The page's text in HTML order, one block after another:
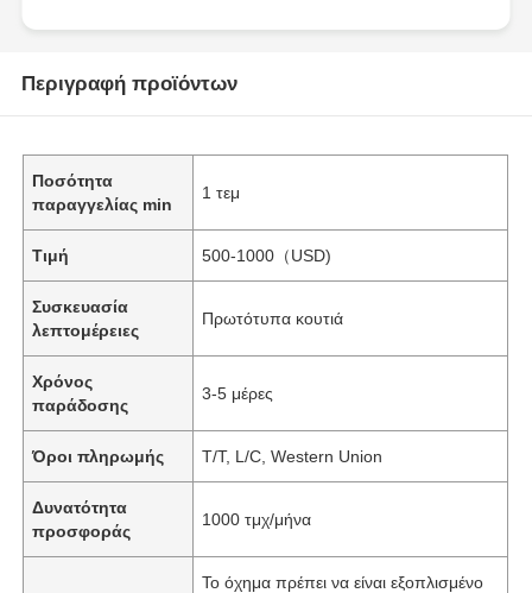
Περιγραφή προϊόντων
Ποσότητα
παραγγελίας min
1 τεμ
Τιμή 500-1000（USD)
Συσκευασία
λεπτομέρειες
Πρωτότυπα κουτιά
Χρόνος
παράδοσης
3-5 μέρες
Όροι πληρωμής T/T, L/C, Western Union
Δυνατότητα
προσφοράς
1000 τμχ/μήνα
Το όχημα πρέπει να είναι εξοπλισμένο